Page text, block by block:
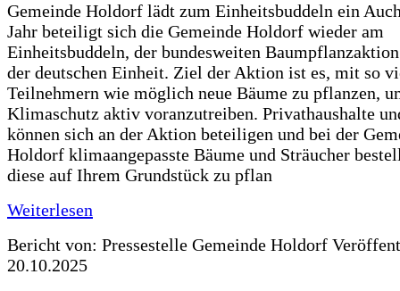
Gemeinde Holdorf lädt zum Einheitsbuddeln ein
Jahr beteiligt sich die Gemeinde Holdorf wieder am
Einheitsbuddeln, der bundesweiten
der deutschen Einheit. Ziel der Aktion ist es, mit so
Teilnehmern wie möglich neue Bäume zu pflanzen,
Klimaschutz aktiv voranzutreiben. Privathaushalte
können sich an der Aktion beteiligen und bei der
Holdorf klimaangepasste Bäume und Sträucher
diese auf Ihrem Grundstück zu pflan
Weiterlesen
Bericht von: Pressestelle Gemeinde Holdorf
20.10.2025